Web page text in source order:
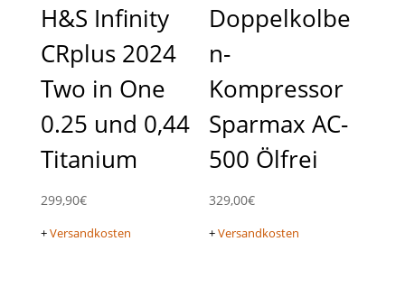
H&S Infinity
CRplus 2024
Two in One
0.25 und 0,44
Titanium
299,90€
+Versandkosten
Doppelkolbe
n-
Kompressor
Sparmax AC-
500 Ölfrei
329,00€
+Versandkosten